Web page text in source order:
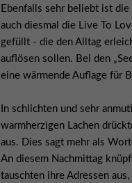
Ebenfalls sehr beliebt ist
auch diesmal die Live To
gefüllt - die den Alltag
auflösen sollen. Bei den
eine wärmende Auflage für
In schlichten und sehr
warmherzigen Lachen
aus. Dies sagt mehr als
An diesem Nachmittag
tauschten ihre Adressen